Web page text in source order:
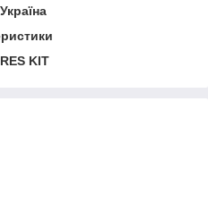
Україна
RES KIT